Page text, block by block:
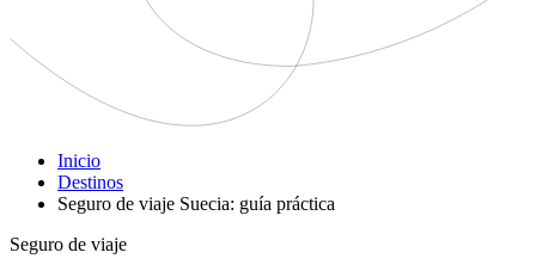
Inicio
Destinos
Seguro de viaje Suecia: guía práctica
Seguro de viaje